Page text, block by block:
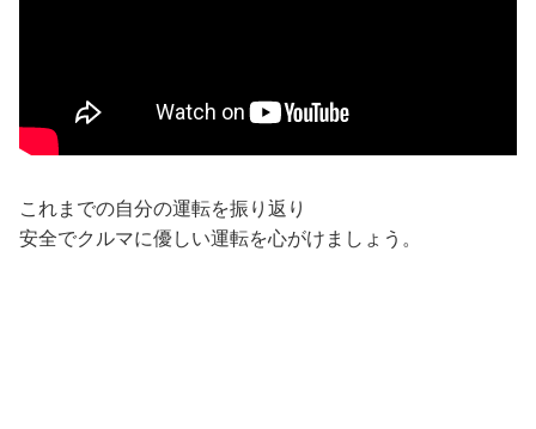
これまでの自分の運転を振り返り
安全でクルマに優しい運転を心がけましょう。